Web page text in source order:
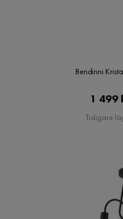
Bendinni
1 499
Tidigare